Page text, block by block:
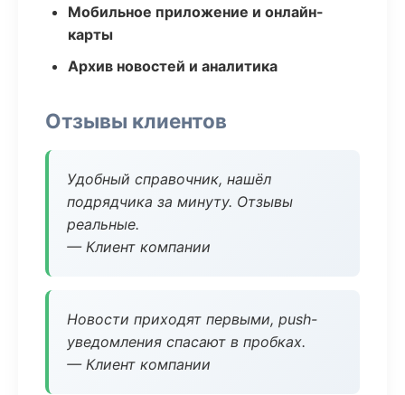
Мобильное приложение и онлайн-
карты
Архив новостей и аналитика
Отзывы клиентов
Удобный справочник, нашёл
подрядчика за минуту. Отзывы
реальные.
— Клиент компании
Новости приходят первыми, push-
уведомления спасают в пробках.
— Клиент компании